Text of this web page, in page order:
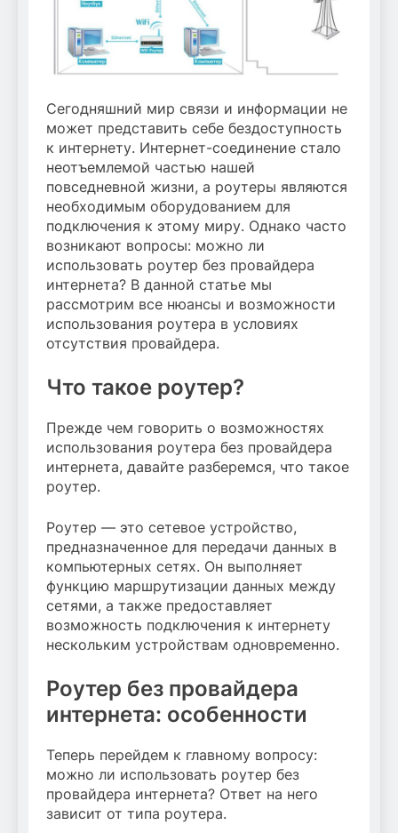
Сегодняшний мир связи и информации не
может представить себе бездоступность
к интернету. Интернет-соединение стало
неотъемлемой частью нашей
повседневной жизни, а роутеры являются
необходимым оборудованием для
подключения к этому миру. Однако часто
возникают вопросы: можно ли
использовать роутер без провайдера
интернета? В данной статье мы
рассмотрим все нюансы и возможности
использования роутера в условиях
отсутствия провайдера.
Что такое роутер?
Прежде чем говорить о возможностях
использования роутера без провайдера
интернета, давайте разберемся, что такое
роутер.
Роутер — это сетевое устройство,
предназначенное для передачи данных в
компьютерных сетях. Он выполняет
функцию маршрутизации данных между
сетями, а также предоставляет
возможность подключения к интернету
нескольким устройствам одновременно.
Роутер без провайдера
интернета: особенности
Теперь перейдем к главному вопросу:
можно ли использовать роутер без
провайдера интернета? Ответ на него
зависит от типа роутера.